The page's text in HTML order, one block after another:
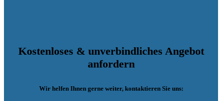
Kostenloses & unverbindliches Angebot
anfordern
Wir helfen Ihnen gerne weiter, kontaktieren Sie uns: